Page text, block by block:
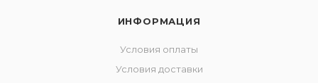
ИНФОРМАЦИЯ
Условия оплаты
Условия доставки